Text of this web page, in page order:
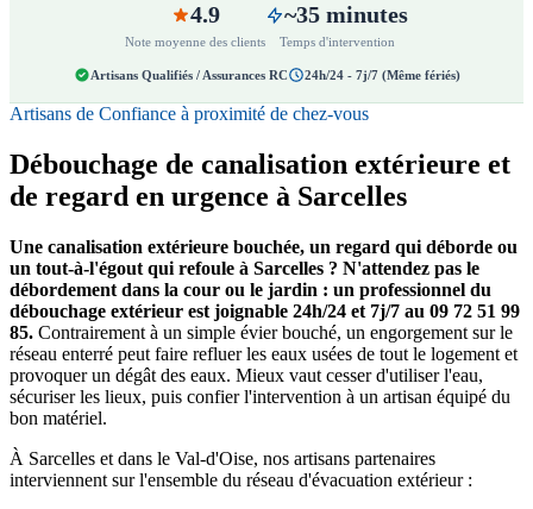
4.9
Note moyenne des clients
~35 minutes
Temps d'intervention
Artisans Qualifiés / Assurances RC 24h/24 - 7j/7 (Même fériés)
Artisans de Confiance à proximité de chez-vous
Débouchage de canalisation extérieure et
de regard en urgence à Sarcelles
Une canalisation extérieure bouchée, un regard qui déborde ou
un tout-à-l'égout qui refoule à Sarcelles ? N'attendez pas le
débordement dans la cour ou le jardin : un professionnel du
débouchage extérieur est joignable 24h/24 et 7j/7 au 09 72 51 99
85. Contrairement à un simple évier bouché, un engorgement sur le
réseau enterré peut faire refluer les eaux usées de tout le logement et
provoquer un dégât des eaux. Mieux vaut cesser d'utiliser l'eau,
sécuriser les lieux, puis confier l'intervention à un artisan équipé du
bon matériel.
À Sarcelles et dans le Val-d'Oise, nos artisans partenaires
interviennent sur l'ensemble du réseau d'évacuation extérieur :